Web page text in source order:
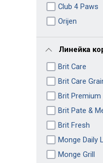
Club 4 Paws
Orijen
Линейка
Brit Care
Brit Care
Brit Premium
Brit Pate &
Brit Fresh
Monge Daily
Monge Grill